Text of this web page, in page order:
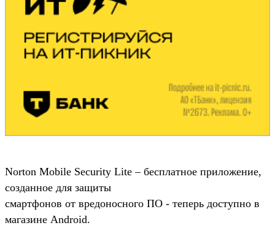
Norton Mobile Security Lite – бесплатное приложение,
созданное для защиты
смартфонов от вредоносного ПО - теперь доступно в
магазине Android.